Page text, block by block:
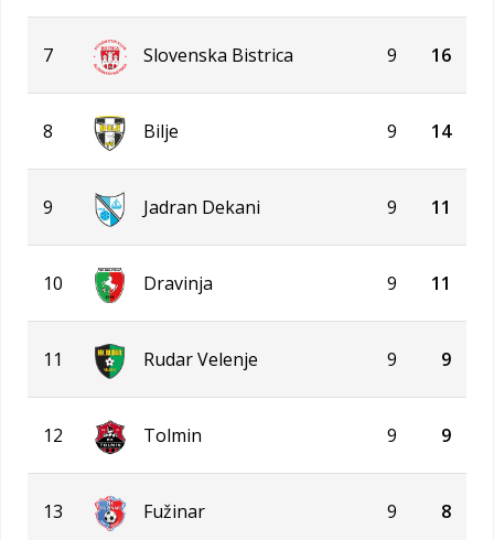
7 Slovenska Bistrica 9 16
8 Bilje 9 14
9 Jadran Dekani 9 11
10 Dravinja 9 11
11 Rudar Velenje 9 9
12 Tolmin 9 9
13 Fužinar 9 8